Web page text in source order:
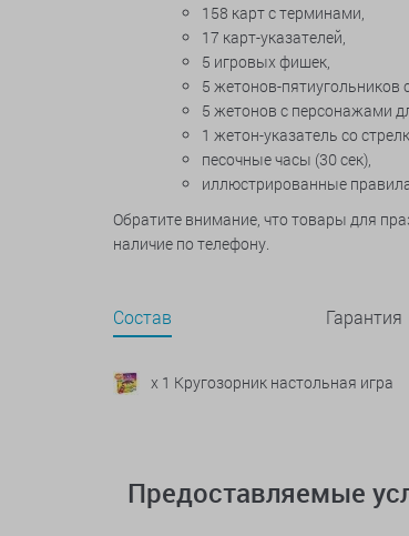
158 карт с терминами,
17 карт-указателей,
5 игровых фишек,
5 жетонов-пятиугольников
5 жетонов с персонажами
1 жетон-указатель со
песочные часы (30 сек),
иллюстрированные
Обратите внимание, что товары для
наличие по телефону.
Состав Гарантия
x 1 Кругозорник настольная игра
Предоставляемые